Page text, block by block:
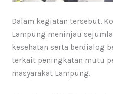
Dalam kegiatan tersebut,
Lampung meninjau
kesehatan serta berdialog
terkait peningkatan mutu
masyarakat Lampung.